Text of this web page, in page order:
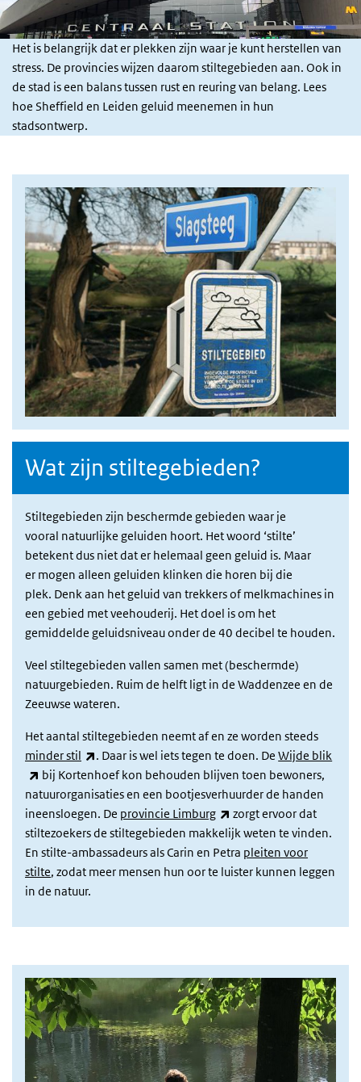
Het is belangrijk dat er plekken zijn waar je kunt herstellen van
stress. De provincies wijzen daarom stiltegebieden aan. Ook in
de stad is een balans tussen rust en reuring van belang. Lees
hoe Sheffield en Leiden geluid meenemen in hun
stadsontwerp.
Afbeelding intro
Wat zijn stiltegebieden?
Stiltegebieden zijn beschermde gebieden waar je
vooral natuurlijke geluiden hoort. Het woord ‘stilte’
betekent dus niet dat er helemaal geen geluid is. Maar
er mogen alleen geluiden klinken die horen bij die
plek. Denk aan het geluid van trekkers of melkmachines in
een gebied met veehouderij. Het doel is om het
gemiddelde geluidsniveau onder de 40 decibel te houden.
Veel stiltegebieden vallen samen met (beschermde)
natuurgebieden. Ruim de helft ligt in de Waddenzee en de
Zeeuwse wateren.
Het aantal stiltegebieden neemt af en ze worden steeds
minder stil
(externe link)
. Daar is wel iets tegen te doen. DeWijde blik
(externe link)
bij Kortenhoef kon behouden blijven toen bewoners,
natuurorganisaties en een bootjesverhuurder de handen
ineensloegen. De provincie Limburg (externe link)
zorgt ervoor dat
stiltezoekers de stiltegebieden makkelijk weten te vinden.
En stilte-ambassadeurs als Carin en Petra pleiten voor
stilte, zodat meer mensen hun oor te luister kunnen leggen
in de natuur.
afbeelding